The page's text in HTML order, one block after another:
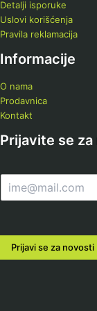
Detalji isporuke
Uslovi korišćenja
Pravila reklamacija
Informacije
O nama
Prodavnica
Kontakt
Prijavite se
m
l
Prijavi se za novosti